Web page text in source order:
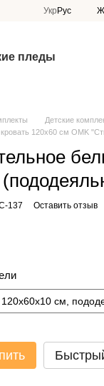
Укр Рус
пледы
Детские
120х60 см OMK
137 Оставить отзыв